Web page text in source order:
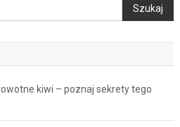
Szukaj
kiwi – poznaj sekrety tego